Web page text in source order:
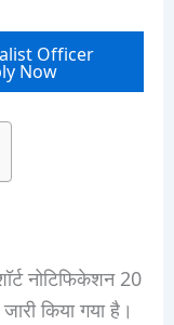
Officer
Now
नोटिफिकेशन 20
किया गया है।